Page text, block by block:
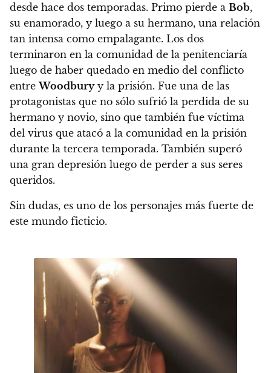
desde hace dos temporadas. Primo pierde a Bob,
su enamorado, y luego a su hermano, una relación
tan intensa como empalagante. Los dos
terminaron en la comunidad de la penitenciaría
luego de haber quedado en medio del conflicto
entreWoodburyy la prisión. Fue una de las
protagonistas que no sólo sufrió la perdida de su
hermano y novio, sino que también fue víctima
del virus que atacó a la comunidad en la prisión
durante la tercera temporada. También superó
una gran depresión luego de perder a sus seres
queridos.
Sin dudas, es uno de los personajes más fuerte de
este mundo ficticio.